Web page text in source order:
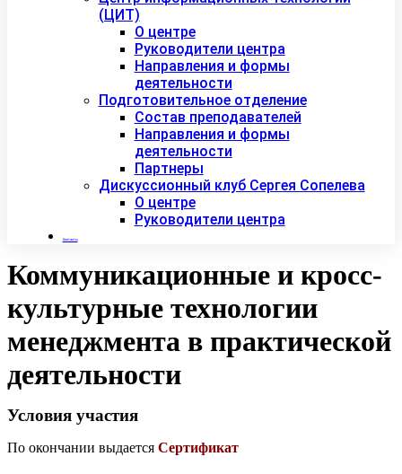
(ЦИТ)
О центре
Руководители центра
Направления и формы
деятельности
Подготовительное отделение
Состав преподавателей
Направления и формы
деятельности
Партнеры
Дискуссионный клуб Сергея Сопелева
О центре
Руководители центра
Контакты
Коммуникационные и кросс-
культурные технологии
менеджмента в практической
деятельности
Условия участия
По окончании выдается Сертификат